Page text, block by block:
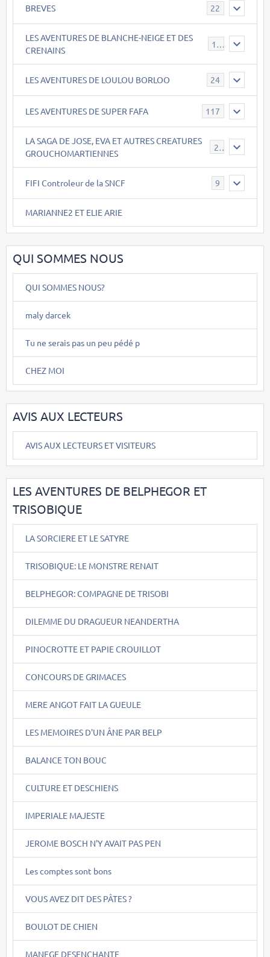
BREVES 22
LES AVENTURES DE BLANCHE-NEIGE ET DES
CRENAINS
17
LES AVENTURES DE LOULOU BORLOO 24
LES AVENTURES DE SUPER FAFA 117
LA SAGA DE JOSE, EVA ET AUTRES CREATURES
GROUCHOMARTIENNES
26
FIFI Controleur de la SNCF 9
MARIANNE2 ET ELIE ARIE
QUI SOMMES NOUS
QUI SOMMES NOUS?
maly darcek
Tu ne serais pas un peu pédé p
CHEZ MOI
AVIS AUX LECTEURS
AVIS AUX LECTEURS ET VISITEURS
LES AVENTURES DE BELPHEGOR ET
TRISOBIQUE
LA SORCIERE ET LE SATYRE
TRISOBIQUE: LE MONSTRE RENAIT
BELPHEGOR: COMPAGNE DE TRISOBI
DILEMME DU DRAGUEUR NEANDERTHA
PINOCROTTE ET PAPIE CROUILLOT
CONCOURS DE GRIMACES
MERE ANGOT FAIT LA GUEULE
LES MEMOIRES D'UN ÂNE PAR BELP
BALANCE TON BOUC
CULTURE ET DESCHIENS
IMPERIALE MAJESTE
JEROME BOSCH N'Y AVAIT PAS PEN
Les comptes sont bons
VOUS AVEZ DIT DES PÂTES ?
BOULOT DE CHIEN
MANEGE DESENCHANTE